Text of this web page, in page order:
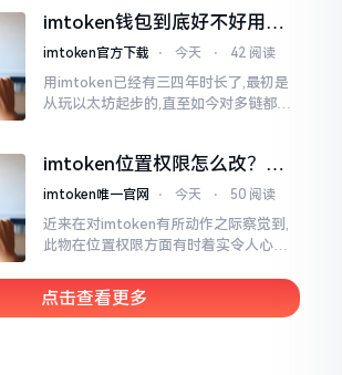
睹过非常多的人
imtoken钱包到底好不好用？
老玩家说说真实体验
imtoken官方下载 ⋅ 今天 ⋅ 42 阅读
用imtoken已经有三四年时长了,最初是
从玩以太坊起步的,直至如今对多链都有
imtoken位置权限怎么改？手
把手教你搞定
imtoken唯一官网 ⋅ 今天 ⋅ 50 阅读
近来在对imtoken有所动作之际察觉到,
此物在位置权限方面有时着实令人心生
障情况,致使我呈现出一脸茫然不知所措
的模样
点击查看更多